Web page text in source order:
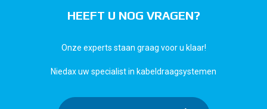
HEEFT U NOG VRAGEN?
Onze experts staan graag voor u klaar!
Niedax uw specialist in kabeldraagsystemen